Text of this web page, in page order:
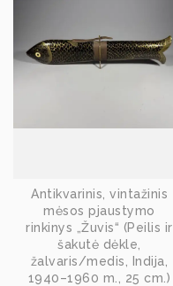
Antikvarinis, vintažinis
mėsos pjaustymo
rinkinys „Žuvis“ (Peilis ir
šakutė dėkle,
žalvaris/medis, Indija,
1940–1960 m., 25 cm.)